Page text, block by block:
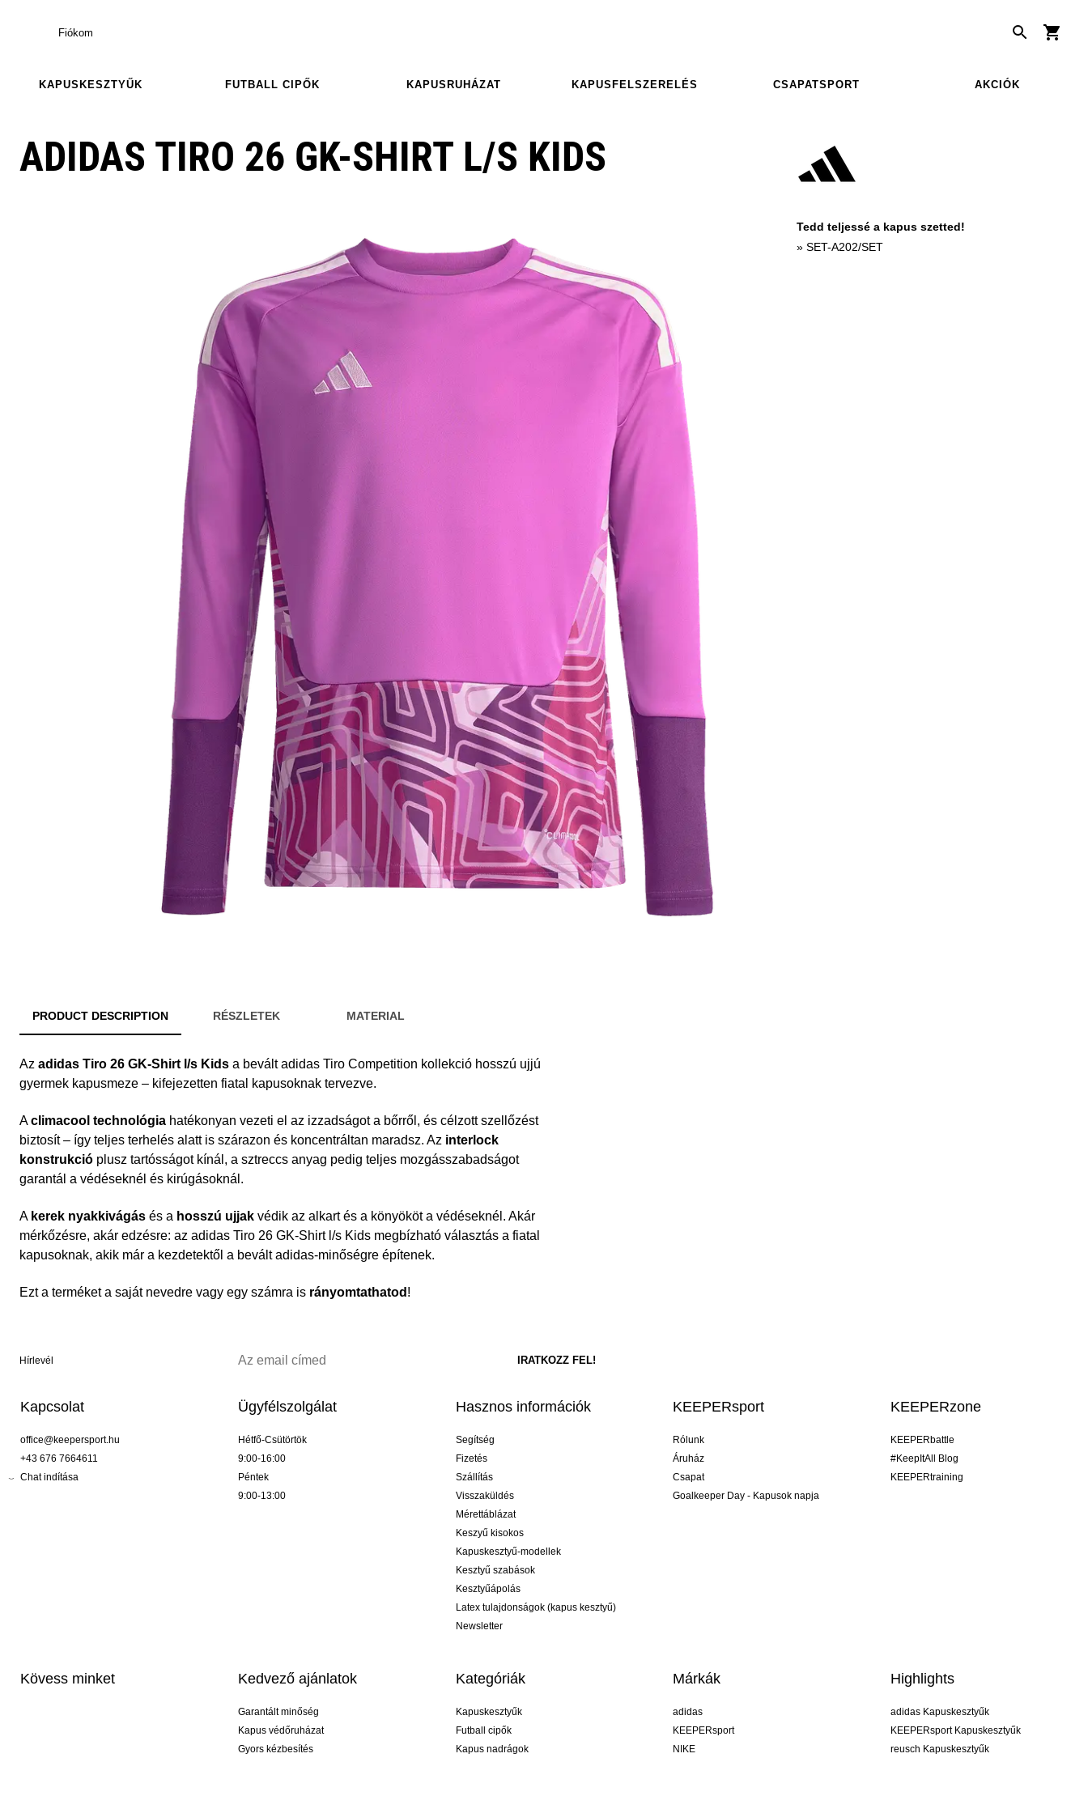
Fiókom
KAPUSKESZTYŰK FUTBALL CIPŐK KAPUSRUHÁZAT KAPUSFELSZERELÉS CSAPATSPORT AKCIÓK
ADIDAS TIRO 26 GK-SHIRT L/S KIDS
Tedd teljessé a kapus szetted!
» SET-A202/SET
PRODUCT DESCRIPTION RÉSZLETEK MATERIAL
Az adidas Tiro 26 GK-Shirt l/s Kids a bevált adidas Tiro Competition kollekció hosszú ujjú
gyermek kapusmeze – kifejezetten fiatal kapusoknak tervezve.
Aclimacool technológia hatékonyan vezeti el az izzadságot a bőrről, és célzott szellőzést
biztosít – így teljes terhelés alatt is szárazon és koncentráltan maradsz. Az interlock
konstrukció plusz tartósságot kínál, a sztreccs anyag pedig teljes mozgásszabadságot
garantál a védéseknél és kirúgásoknál.
A kerek nyakkivágás és a hosszú ujjak védik az alkart és a könyököt a védéseknél. Akár
mérkőzésre, akár edzésre: az adidas Tiro 26 GK-Shirt l/s Kids megbízható választás a fiatal
kapusoknak, akik már a kezdetektől a bevált adidas-minőségre építenek.
Ezt a terméket a saját nevedre vagy egy számra is rányomtathatod !
Hírlevél
Kapcsolat
office@keepersport.hu
+43 676 7664611
Chat indítása
Ügyfélszolgálat
Hétfő-Csütörtök
9:00-16:00
Péntek
9:00-13:00
Hasznos információk
Segítség
Fizetés
Szállítás
Visszaküldés
Mérettáblázat
Keszyű kisokos
Kapuskesztyű-modellek
Kesztyű szabások
Kesztyűápolás
Latex tulajdonságok (kapus kesztyű)
Newsletter
KEEPERsport
Rólunk
Áruház
Csapat
Goalkeeper Day - Kapusok napja
KEEPERzone
KEEPERbattle
#KeepItAll Blog
KEEPERtraining
Kövess minket Kedvező ajánlatok
Garantált minőség
Kapus védőruházat
Gyors kézbesítés
Kategóriák
Kapuskesztyűk
Futball cipők
Kapus nadrágok
Márkák
adidas
KEEPERsport
NIKE
Highlights
adidas Kapuskesztyűk
KEEPERsport Kapuskesztyűk
reusch Kapuskesztyűk